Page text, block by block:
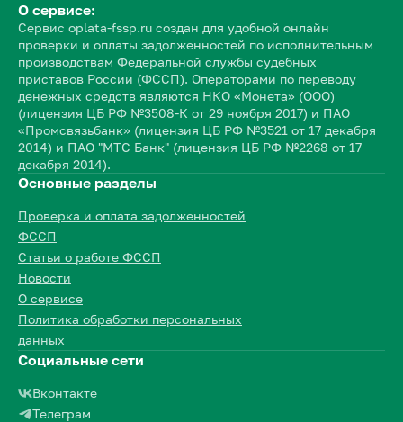
О сервисе:
Сервис oplata-fssp.ru создан для удобной онлайн
проверки и оплаты задолженностей по исполнительным
производствам Федеральной службы судебных
приставов России (ФССП). Операторами по переводу
денежных средств являются НКО «Монета» (ООО)
(лицензия ЦБ РФ №3508-К от 29 ноября 2017) и ПАО
«Промсвязьбанк» (лицензия ЦБ РФ №3521 от 17 декабря
2014) и ПАО "МТС Банк" (лицензия ЦБ РФ №2268 от 17
декабря 2014).
Основные разделы
Проверка и оплата задолженностей
ФССП
Статьи о работе ФССП
Новости
О сервисе
Политика обработки персональных
данных
Социальные сети
Вконтакте
Телеграм